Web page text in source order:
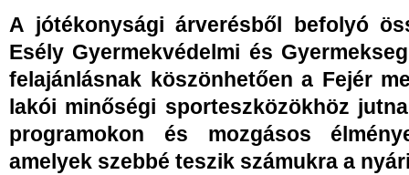
A jótékonysági árverésből befolyó
Esély Gyermekvédelmi és
felajánlásnak köszönhetően a Fejér
lakói minőségi sporteszközökhöz
programokon és mozgásos
amelyek szebbé teszik számukra a